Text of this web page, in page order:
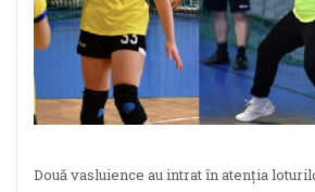
Două vasluience au intrat în atenția